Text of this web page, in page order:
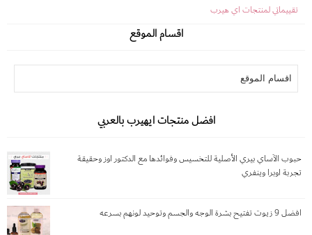
تقييماتي لمنتجات اي هيرب
اقسام الموقع
افضل منتجات ايهيرب بالعربي
حبوب الآساي بيري الأصلية للتخسيس وفوائدها مع الدكتور اوز وحقيقة
تجربة اوبرا وينفري
افضل 9 زيوت تفتيح بشرة الوجه والجسم وتوحيد لونهم بسرعه